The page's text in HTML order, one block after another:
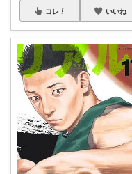
コレ いいね